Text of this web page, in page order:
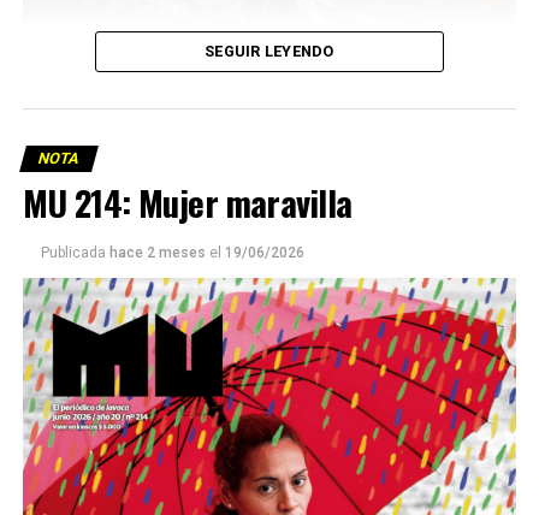
Este número 215 de MU ☝️viene con doble tapa, que
podría ser una frase:
Sin chamuyo, a remarla.
SEGUIR LEYENDO
NOTA
MU 214: Mujer maravilla
Publicada hace 2 meses el 19/06/2026